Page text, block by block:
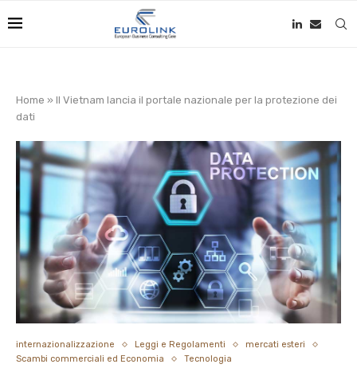
Home » Il Vietnam lancia il portale nazionale per la protezione dei
dati
internazionalizzazione Leggi e Regolamenti
mercati esteri
Scambi commerciali ed Economia
Tecnologia